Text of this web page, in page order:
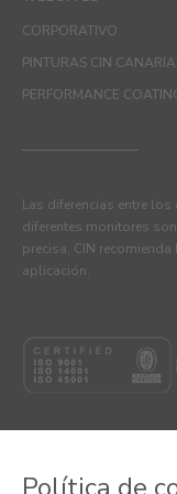
CORPORATIVO
PINTURAS CIN
PERFORMANCE
Las diferencias entre
diferentes monitores
precisa, CIN
aplicación.